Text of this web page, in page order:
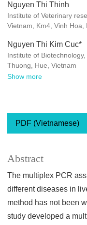
Nguyen Thi Thinh
Institute of Veterinary
Vietnam, Km4, Vinh Hoa,
Nguyen Thi Kim Cuc*
Institute of
Thuong, Hue, Vietnam
Show more
PDF (Vietnamese)
Abstract
The multiplex PCR
different diseases in
method has not been
study developed a